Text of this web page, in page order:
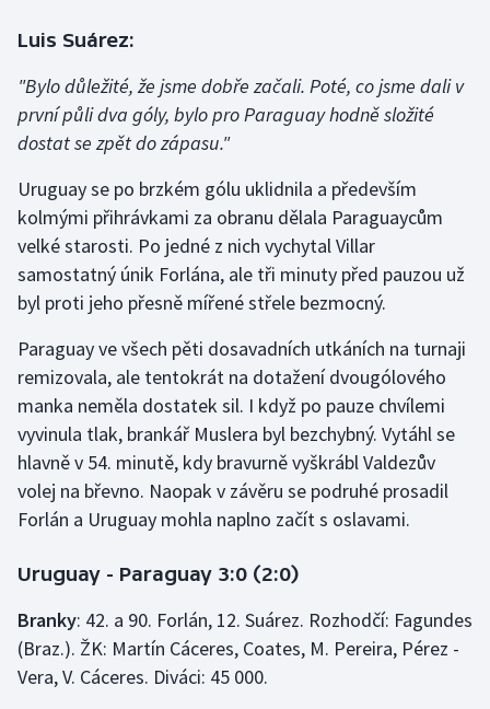
Ragby
Rychlobruslení
Rychlostní kanoistika
Short track
Sportovní střelba
Stolní tenis
Triatlon
Veslování
Vodní slalom
Volejbal
Ostatní
Luis Suárez:
"Bylo důležité, že jsme dobře začali. Poté, co jsme dali v
první půli dva góly, bylo pro Paraguay hodně složité
dostat se zpět do zápasu."
Uruguay se po brzkém gólu uklidnila a především
kolmými přihrávkami za obranu dělala Paraguaycům
velké starosti. Po jedné z nich vychytal Villar
samostatný únik Forlána, ale tři minuty před pauzou už
byl proti jeho přesně mířené střele bezmocný.
Paraguay ve všech pěti dosavadních utkáních na turnaji
remizovala, ale tentokrát na dotažení dvougólového
manka neměla dostatek sil. I když po pauze chvílemi
vyvinula tlak, brankář Muslera byl bezchybný. Vytáhl se
hlavně v 54. minutě, kdy bravurně vyškrábl Valdezův
volej na břevno. Naopak v závěru se podruhé prosadil
Forlán a Uruguay mohla naplno začít s oslavami.
Uruguay - Paraguay 3:0 (2:0)
Branky: 42. a 90. Forlán, 12. Suárez. Rozhodčí: Fagundes
(Braz.). ŽK: Martín Cáceres, Coates, M. Pereira, Pérez -
Vera, V. Cáceres. Diváci: 45 000.